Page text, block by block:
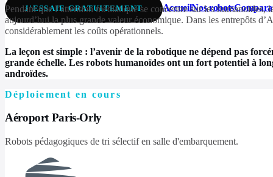
J'ESSAIE GRATUITEMENT AccueilNos robots
Pendant que l’attention médiatique se concentre sur les
aujourd’hui la plus grande valeur économique. Dans les entrepôts
considérablement les coûts opérationnels.
La leçon est simple : l’avenir de la robotique ne dépend pas
grande échelle. Les robots humanoïdes ont un fort potentiel à
androïdes.
Déploiement en cours
Aéroport Paris-Orly
Robots pédagogiques de tri sélectif en salle d'embarquement.